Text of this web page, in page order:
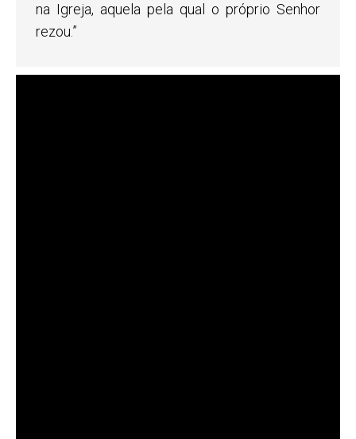
na Igreja, aquela pela qual o próprio Senhor
rezou.”